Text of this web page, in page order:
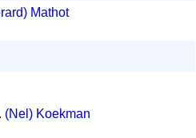
Mathot
(Nel) Koekman